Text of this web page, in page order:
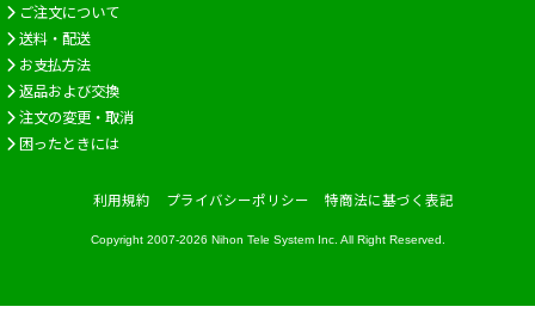
ご注文について
送料・配送
お支払方法
返品および交換
注文の変更・取消
困ったときには
利用規約 プライバシーポリシー 特商法に基づく表記
Copyright 2007-2026 Nihon Tele System Inc. All Right Reserved.